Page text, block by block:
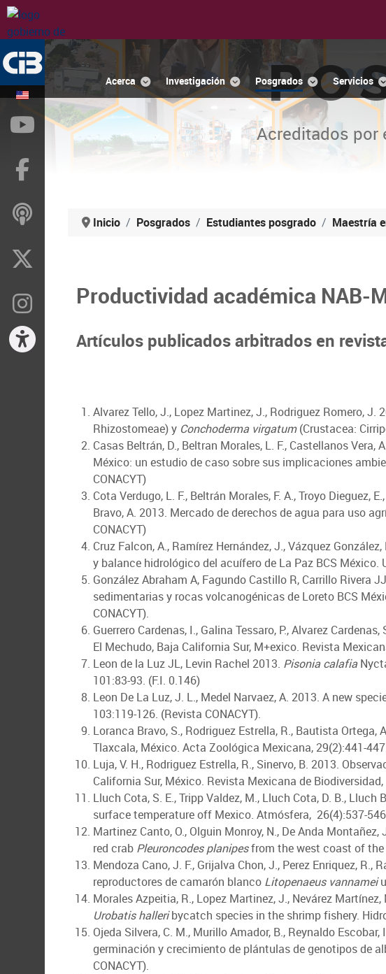
Acerca Investigación Posgrados Servicios
Acreditados por
Inicio Posgrados Estudiantes posgrado Maestría
Productividad académica NAB-
Artículos publicados arbitrados en
Alvarez Tello, J., Lopez Martinez, J., Rodriguez Romero,
Rhizostomeae) y Conchoderma virgatum(Crustacea:
Casas Beltrán, D., Beltran Morales, L. F., Castellanos
México: un estudio de caso sobre sus implicaciones
CONACYT)
Cota Verdugo, L. F., Beltrán Morales, F. A., Troyo Dieguez,
Bravo, A. 2013. Mercado de derechos de agua para uso
CONACYT)
Cruz Falcon, A., Ramírez Hernández, J., Vázquez
y balance hidrológico del acuífero de La Paz BCS México.
González Abraham A, Fagundo Castillo R, Carrillo Rivera
sedimentarias y rocas volcanogénicas de Loreto BCS
CONACYT).
Guerrero Cardenas, I., Galina Tessaro, P., Alvarez
El Mechudo, Baja California Sur, M+exico. Revista
Leon de la Luz JL, Levin Rachel 2013. Pisonia calafia
101:83-93. (F.I. 0.146)
Leon De La Luz, J. L., Medel Narvaez, A. 2013. A new
103:119-126. (Revista CONACYT).
Loranca Bravo, S., Rodriguez Estrella, R., Bautista
Tlaxcala, México. Acta Zoológica Mexicana, 29(2):441-
Luja, V. H., Rodriguez Estrella, R., Sinervo, B. 2013.
California Sur, México. Revista Mexicana de
Lluch Cota, S. E., Tripp Valdez, M., Lluch Cota, D. B.,
surface temperature off Mexico. Atmósfera, 26(4):537-
Martinez Canto, O., Olguin Monroy, N., De Anda
red crab Pleuroncodes planipesfrom the west coast of the
Mendoza Cano, J. F., Grijalva Chon, J., Perez Enriquez,
reproductores de camarón blanco Litopenaeus vannamei
Morales Azpeitia, R., Lopez Martinez, J., Nevárez
Urobatis halleribycatch species in the shrimp fishery.
Ojeda Silvera, C. M., Murillo Amador, B., Reynaldo
germinación y crecimiento de plántulas de genotipos de
CONACYT).
YouTube
ivoox
Instragram